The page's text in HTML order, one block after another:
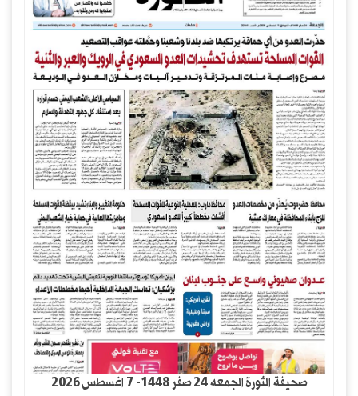
صحيفة الثورة الجمعه 24 صفر 1448- 7 اغسطس 2026